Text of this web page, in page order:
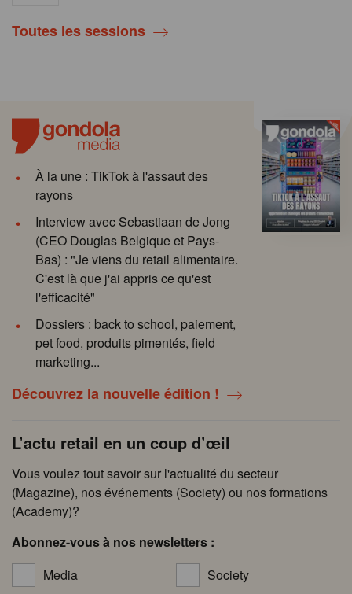
Toutes les sessions
À la une : TikTok à l'assaut des
rayons
Interview avec Sebastiaan de Jong
(CEO Douglas Belgique et Pays-
Bas) : "Je viens du retail alimentaire.
C'est là que j'ai appris ce qu'est
l'efficacité"
Dossiers : back to school, paiement,
pet food, produits pimentés, field
marketing...
Découvrez la nouvelle édition !
L’actu retail en un coup d’œil
Vous voulez tout savoir sur l'actualité du secteur
(Magazine), nos événements (Society) ou nos formations
(Academy)?
Abonnez-vous à nos newsletters :
Media
Society